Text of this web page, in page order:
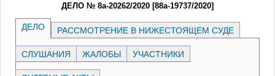
ДЕЛО № 8а-20262/2020 [88а-19737/2020]
ДЕЛО РАССМОТРЕНИЕ В НИЖЕСТОЯЩЕМ СУДЕ
СЛУШАНИЯ ЖАЛОБЫ УЧАСТНИКИ